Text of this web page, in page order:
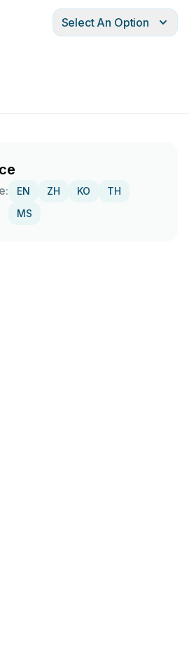
Select An Option
EN ZH KO
TH
MS